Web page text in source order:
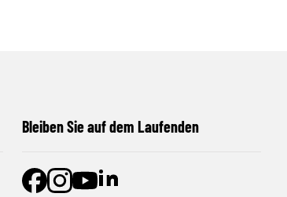
Bleiben Sie auf dem Laufenden